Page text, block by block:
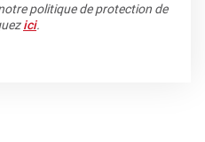
politique de protection de
ici.